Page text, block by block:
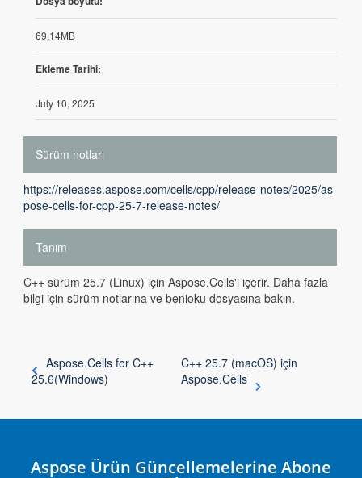
69.14MB
Ekleme Tarihi:
July 10, 2025
Sürüm notları
https://releases.aspose.com/cells/cpp/release-notes/2025/as
pose-cells-for-cpp-25-7-release-notes/
Tanım
C++ sürüm 25.7 (Linux) için Aspose.Cells'i içerir. Daha fazla
bilgi için sürüm notlarına ve benioku dosyasına bakın.
Aspose.Cells for C++
25.6(Windows)
C++ 25.7 (macOS) için
Aspose.Cells
Aspose Ürün Güncellemelerine Abone